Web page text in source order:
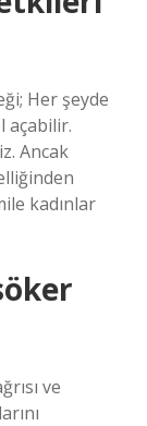
Her şeyde
açabilir.
Ancak
kadınlar
ve